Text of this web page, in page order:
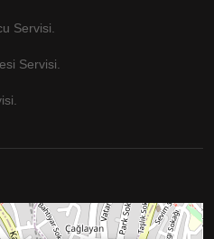
Servisi.
Servisi.